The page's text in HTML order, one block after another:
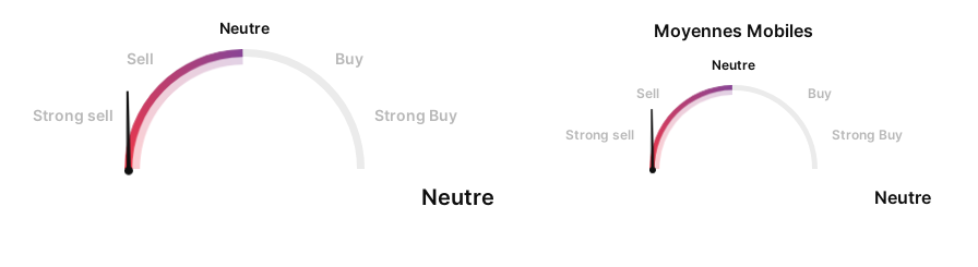
Neutre
Sell
Buy
Strong sell Strong Buy
Neutre
Moyennes Mobiles
Neutre
Sell
Buy
Strong sell Strong Buy
Neutre